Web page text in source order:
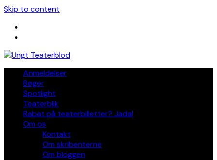
Skip to content
Anmeldelser
Bøger
Spotlight
Teaterblik
Rabat på teaterbilletter? Jada!
Om os
Kontakt
Om skribenterne
Om bloggen